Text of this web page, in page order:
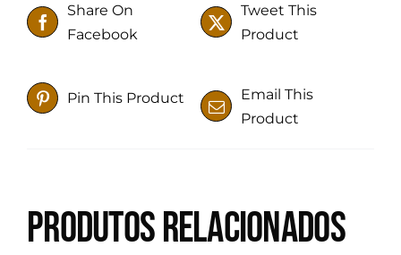
Share On
Facebook
Tweet This
Product
Pin This Product
Email This
Product
Produtos relacionados